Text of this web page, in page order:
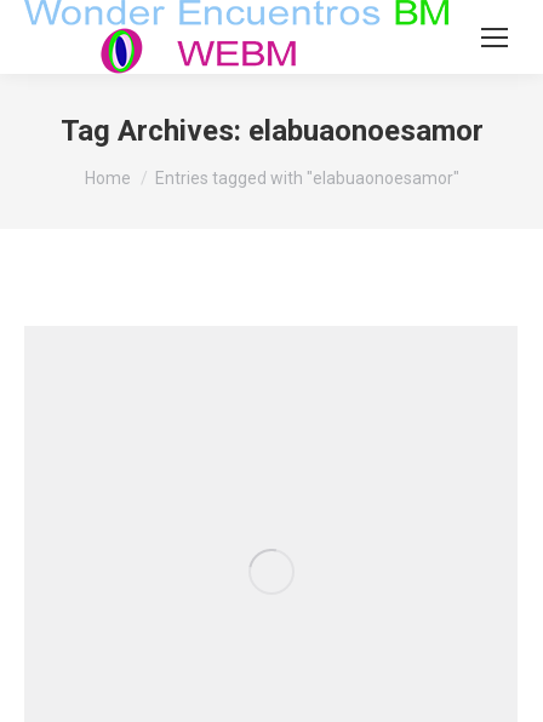
Tag Archives: elabuaonoesamor
You are here:
Home Entries tagged with "elabuaonoesamor"